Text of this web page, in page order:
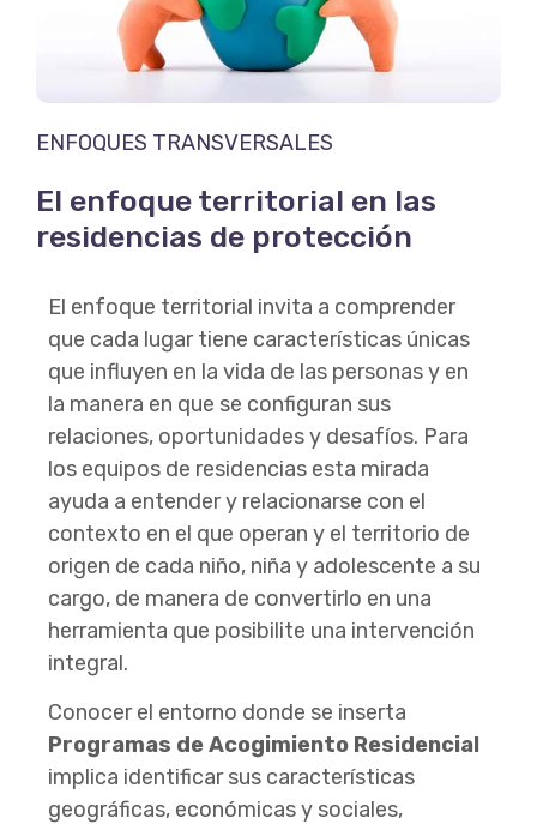
ENFOQUES TRANSVERSALES
El enfoque territorial en las
residencias de protección
El enfoque territorial invita a comprender
que cada lugar tiene características únicas
que influyen en la vida de las personas y en
la manera en que se configuran sus
relaciones, oportunidades y desafíos. Para
los equipos de residencias esta mirada
ayuda a entender y relacionarse con el
contexto en el que operan y el territorio de
origen de cada niño, niña y adolescente a su
cargo, de manera de convertirlo en una
herramienta que posibilite una intervención
integral.
Conocer el entorno donde se inserta
Programas de Acogimiento Residencial
implica identificar sus características
geográficas, económicas y sociales,